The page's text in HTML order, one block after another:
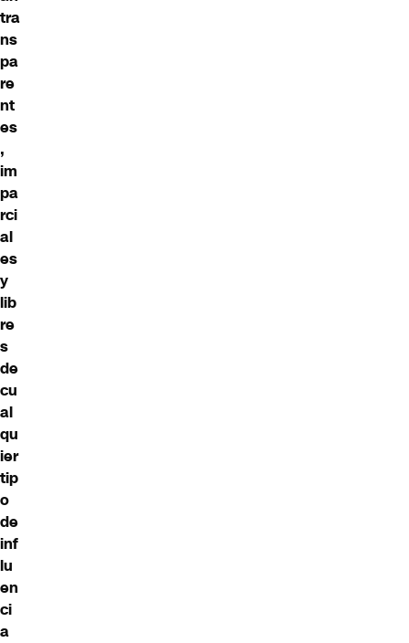
tra
ns
pa
re
nt
es
,
im
pa
rci
al
es
y
lib
re
s
de
cu
al
qu
ier
tip
o
de
inf
lu
en
ci
a